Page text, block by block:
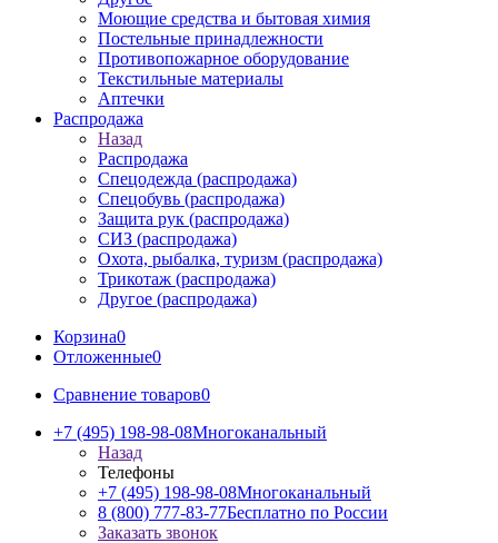
Моющие средства и бытовая химия
Постельные принадлежности
Противопожарное оборудование
Текстильные материалы
Аптечки
Распродажа
Назад
Распродажа
Спецодежда (распродажа)
Спецобувь (распродажа)
Защита рук (распродажа)
СИЗ (распродажа)
Охота, рыбалка, туризм (распродажа)
Трикотаж (распродажа)
Другое (распродажа)
Корзина0
Отложенные0
Сравнение товаров0
+7 (495) 198-98-08Многоканальный
Назад
Телефоны
+7 (495) 198-98-08Многоканальный
8 (800) 777-83-77Бесплатно по России
Заказать звонок